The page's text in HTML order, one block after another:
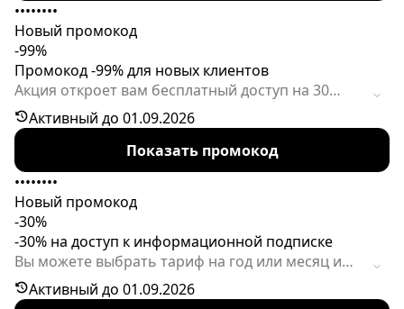
••••••••
Новый промокод
-99%
Промокод -99% для новых клиентов
Акция откроет вам бесплатный доступ на 30
дней. Предложение ограничено по времени.
Активный до 01.09.2026
Показать промокод
••••••••
Новый промокод
-30%
-30% на доступ к информационной подписке
Вы можете выбрать тариф на год или месяц и
получить дополнительный дисконт. Код активен
ограниченное время.
Активный до 01.09.2026